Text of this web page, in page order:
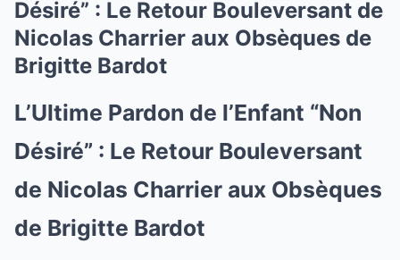
Désiré” : Le Retour Bouleversant de
Nicolas Charrier aux Obsèques de
Brigitte Bardot
L’Ultime Pardon de l’Enfant “Non
Désiré” : Le Retour Bouleversant
de Nicolas Charrier aux Obsèques
de Brigitte Bardot